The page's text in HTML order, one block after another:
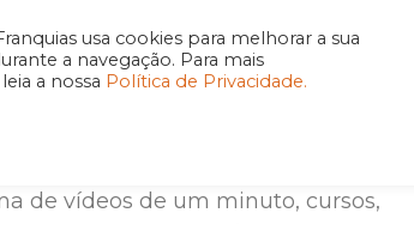
usa cookies para melhorar a sua
a navegação. Para mais
a nossa Política de Privacidade.
de geomarketing para
regiões para a instalação de lojas
uma equipe de pronto-
da rede franqueada e criou a
conteúdos dinâmicos, objetivos e
de vídeos de um minuto, cursos,